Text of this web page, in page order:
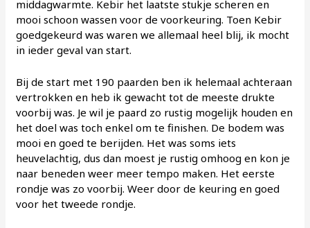
middagwarmte. Kebir het laatste stukje scheren en
mooi schoon wassen voor de voorkeuring. Toen Kebir
goedgekeurd was waren we allemaal heel blij, ik mocht
in ieder geval van start.
Bij de start met 190 paarden ben ik helemaal achteraan
vertrokken en heb ik gewacht tot de meeste drukte
voorbij was. Je wil je paard zo rustig mogelijk houden en
het doel was toch enkel om te finishen. De bodem was
mooi en goed te berijden. Het was soms iets
heuvelachtig, dus dan moest je rustig omhoog en kon je
naar beneden weer meer tempo maken. Het eerste
rondje was zo voorbij. Weer door de keuring en goed
voor het tweede rondje.